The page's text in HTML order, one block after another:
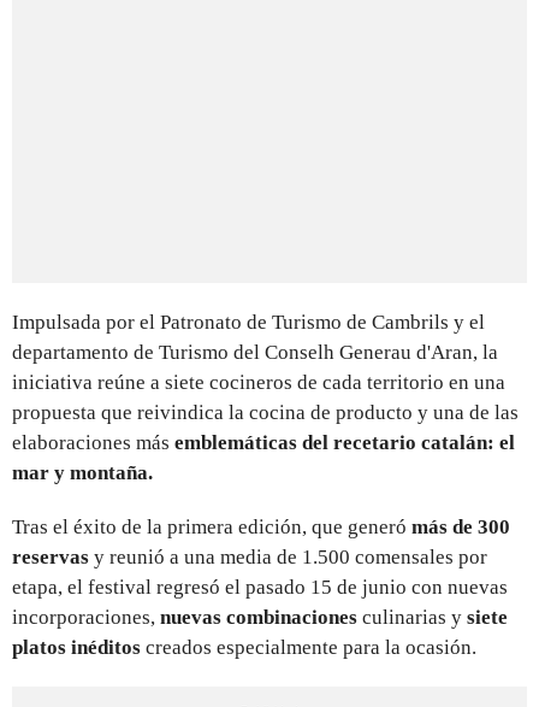
Impulsada por el Patronato de Turismo de Cambrils y el
departamento de Turismo del Conselh Generau d'Aran, la
iniciativa reúne a siete cocineros de cada territorio en una
propuesta que reivindica la cocina de producto y una de las
elaboraciones más emblemáticas del recetario catalán: el
mar y montaña.
Tras el éxito de la primera edición, que generó más de 300
reservas y reunió a una media de 1.500 comensales por
etapa, el festival regresó el pasado 15 de junio con nuevas
incorporaciones, nuevas combinaciones culinarias y siete
platos inéditos creados especialmente para la ocasión.